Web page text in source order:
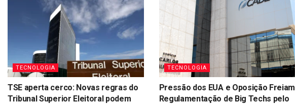
TECNOLOGIA
TSE aperta cerco: Novas regras do
Tribunal Superior Eleitoral podem
TECNOLOGIA
Pressão dos EUA e Oposição Freiam
Regulamentação de Big Techs pelo